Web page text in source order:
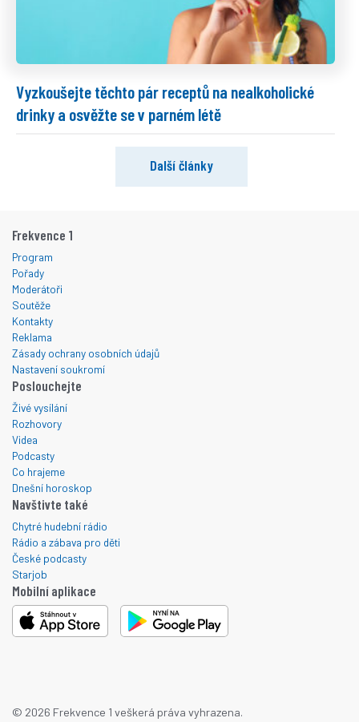
Vyzkoušejte těchto pár receptů na nealkoholické
drinky a osvěžte se v parném létě
Další články
Frekvence 1
Program
Pořady
Moderátoři
Soutěže
Kontakty
Reklama
Zásady ochrany osobních údajů
Nastavení soukromí
Poslouchejte
Živé vysílání
Rozhovory
Videa
Podcasty
Co hrajeme
Dnešní horoskop
Navštivte také
Chytré hudební rádio
Rádio a zábava pro děti
České podcasty
Starjob
Mobilní aplikace
© 2026 Frekvence 1 veškerá práva vyhrazena.